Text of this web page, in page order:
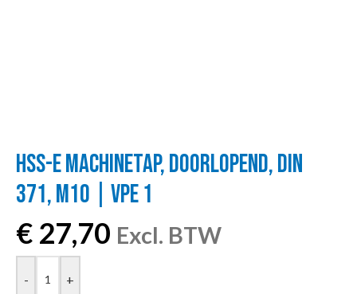
HSS-E MACHINETAP, DOORLOPEND, DIN
371, M10 | VPE 1
€ 27,70 Excl. BTW
- +